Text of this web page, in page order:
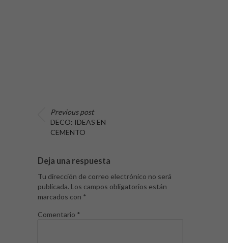
Previous post
DECO: IDEAS EN
CEMENTO
Deja una respuesta
Tu dirección de correo electrónico no será
publicada. Los campos obligatorios están
marcados con *
Comentario *